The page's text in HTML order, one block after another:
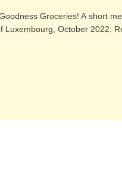
Groceries! A short
Luxembourg, October 2022.